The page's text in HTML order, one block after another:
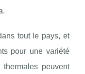
tout le pays, et
pour une variété
peuvent